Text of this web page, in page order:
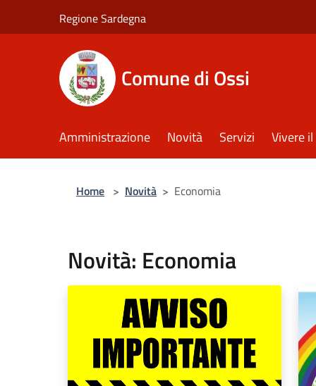
Regione Sardegna
Comune di Ossi
Amministrazione Novità Servizi Vivere
Home > Novità > Economia
Novità: Economia